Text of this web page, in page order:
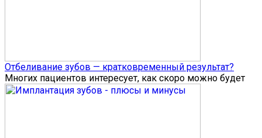
Отбеливание зубов — кратковременный результат?
Многих пациентов интересует, как скоро можно будет